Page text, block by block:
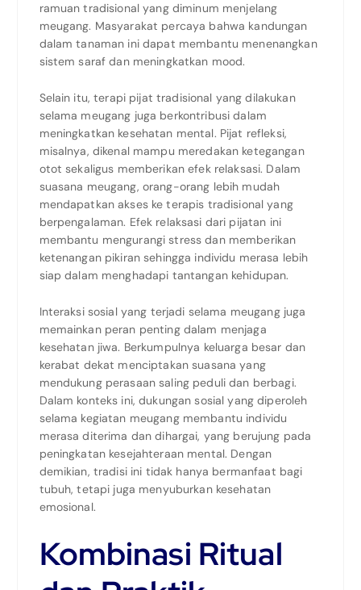
ramuan tradisional yang diminum menjelang
meugang. Masyarakat percaya bahwa kandungan
dalam tanaman ini dapat membantu menenangkan
sistem saraf dan meningkatkan mood.
Selain itu, terapi pijat tradisional yang dilakukan
selama meugang juga berkontribusi dalam
meningkatkan kesehatan mental. Pijat refleksi,
misalnya, dikenal mampu meredakan ketegangan
otot sekaligus memberikan efek relaksasi. Dalam
suasana meugang, orang-orang lebih mudah
mendapatkan akses ke terapis tradisional yang
berpengalaman. Efek relaksasi dari pijatan ini
membantu mengurangi stress dan memberikan
ketenangan pikiran sehingga individu merasa lebih
siap dalam menghadapi tantangan kehidupan.
Interaksi sosial yang terjadi selama meugang juga
memainkan peran penting dalam menjaga
kesehatan jiwa. Berkumpulnya keluarga besar dan
kerabat dekat menciptakan suasana yang
mendukung perasaan saling peduli dan berbagi.
Dalam konteks ini, dukungan sosial yang diperoleh
selama kegiatan meugang membantu individu
merasa diterima dan dihargai, yang berujung pada
peningkatan kesejahteraan mental. Dengan
demikian, tradisi ini tidak hanya bermanfaat bagi
tubuh, tetapi juga menyuburkan kesehatan
emosional.
Kombinasi Ritual